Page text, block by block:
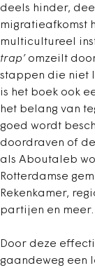
deels hinder,
migratieafkomst
multicultureel
trap’ omzeilt
stappen die niet
is het boek ook
het belang van
goed wordt
doordraven of
als Aboutaleb
Rotterdamse
Rekenkamer,
partijen en meer.
Door deze
gaandeweg een